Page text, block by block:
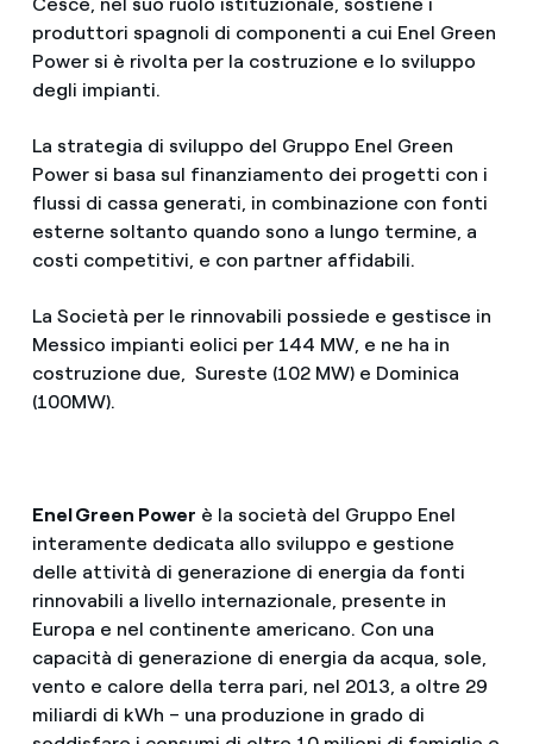
produttori spagnoli di componenti a cui Enel Green
Power si è rivolta per la costruzione e lo sviluppo
degli impianti.
La strategia di sviluppo del Gruppo Enel Green
Power si basa sul finanziamento dei progetti con i
flussi di cassa generati, in combinazione con fonti
esterne soltanto quando sono a lungo termine, a
costi competitivi, e con partner affidabili.
La Società per le rinnovabili possiede e gestisce in
Messico impianti eolici per 144 MW, e ne ha in
costruzione due, Sureste (102 MW) e Dominica
(100MW).
Enel Green Power è la società del Gruppo Enel
interamente dedicata allo sviluppo e gestione
delle attività di generazione di energia da fonti
rinnovabili a livello internazionale, presente in
Europa e nel continente americano. Con una
capacità di generazione di energia da acqua, sole,
vento e calore della terra pari, nel 2013, a oltre 29
miliardi di kWh – una produzione in grado di